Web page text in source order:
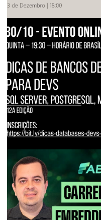
BUSINESS INTELLIGENCE (BI)
[Live] - Microsoft
Days: Prepare-se
das provas de
03 de novembro de 2025
EVENTOS E PALESTRAS
[Live] - Canal
de Dados para
edição
30 de outubro de 2025